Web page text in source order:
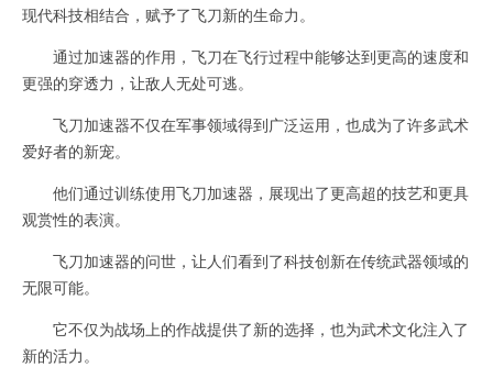
现代科技相结合，赋予了飞刀新的生命力。
通过加速器的作用，飞刀在飞行过程中能够达到更高的速度和
更强的穿透力，让敌人无处可逃。
飞刀加速器不仅在军事领域得到广泛运用，也成为了许多武术
爱好者的新宠。
他们通过训练使用飞刀加速器，展现出了更高超的技艺和更具
观赏性的表演。
飞刀加速器的问世，让人们看到了科技创新在传统武器领域的
无限可能。
它不仅为战场上的作战提供了新的选择，也为武术文化注入了
新的活力。